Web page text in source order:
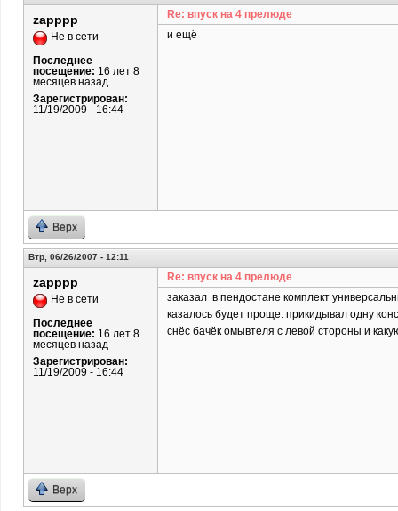
zapppp
Не в сети
Последнее
посещение: 16 лет 8
месяцев назад
Зарегистрирован:
11/19/2009 - 16:44
Re: впуск на 4 прелюде
и ещё
Верх
Втр, 06/26/2007 - 12:11
zapppp
Не в сети
Последнее
посещение: 16 лет 8
месяцев назад
Зарегистрирован:
11/19/2009 - 16:44
Re: впуск на 4 прелюде
заказал в пендостане комплект
казалось будет проще. прикидывал одну
снёс бачёк омывтеля c левой стороны и
Верх